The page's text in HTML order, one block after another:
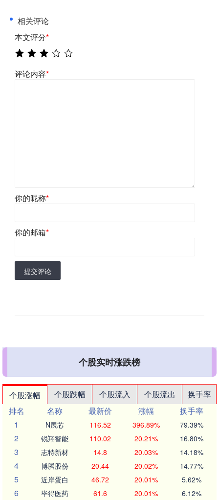
相关评论
本文评分*
评论内容*
你的昵称*
你的邮箱*
提交评论
个股实时涨跌榜
个股涨幅 个股跌幅 个股流入 个股流出
换手率
排名
名称 最新价 涨幅
换手率
1
N展芯 116.52 396.89% 79.39%
2 锐翔智能 110.02 20.21% 16.80%
3 志特新材 14.8 20.03% 14.18%
4 博腾股份 20.44 20.02% 14.77%
5 近岸蛋白 46.72 20.01% 5.62%
6 毕得医药 61.6 20.01% 6.12%